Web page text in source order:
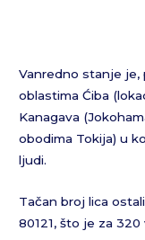
Vanredno stanje je,
oblastima Ćiba
Kanagava
obodima Tokija) u
ljudi.
Tačan broj lica
80121, što je za